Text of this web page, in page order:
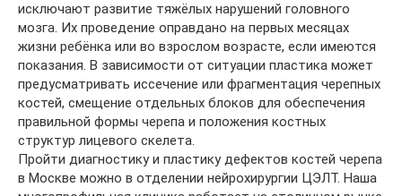
исключают развитие тяжёлых нарушений головного
мозга. Их проведение оправдано на первых месяцах
жизни ребёнка или во взрослом возрасте, если имеются
показания. В зависимости от ситуации пластика может
предусматривать иссечение или фрагментация черепных
костей, смещение отдельных блоков для обеспечения
правильной формы черепа и положения костных
структур лицевого скелета.
Пройти диагностику и пластику дефектов костей черепа
в Москве можно в отделении нейрохирургии ЦЭЛТ. Наша